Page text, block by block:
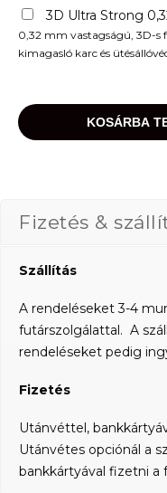
3D Ultra Strong
0,32 mm vastagságú, 3D-s
kimagasló karc és
KOSÁRBA
Fizetés &
Szállítás
A rendeléseket 3-4
futárszolgálattal. A
rendeléseket pedig
Fizetés
Utánvéttel,
Utánvétes opciónál a
bankkártyával fizetni a